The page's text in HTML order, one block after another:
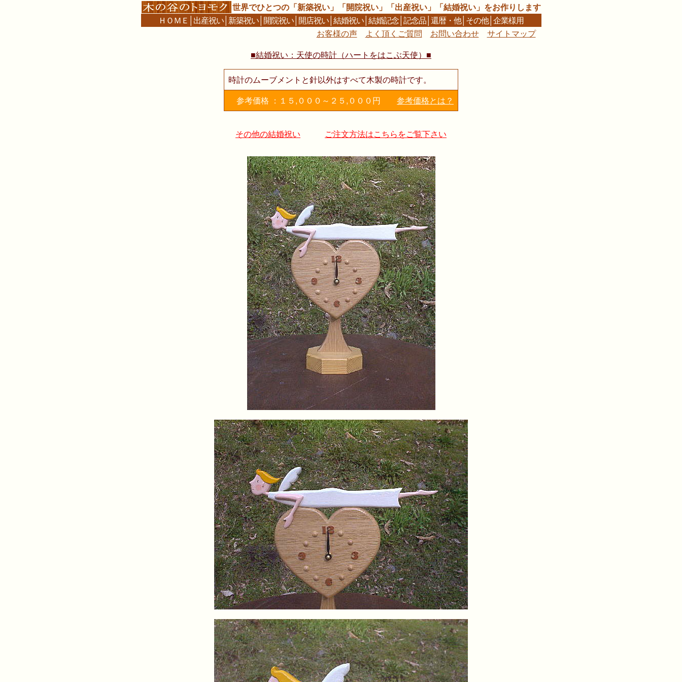
世界でひとつの「新築祝い」「開院祝い」「出産祝い」「結婚祝い」をお作りします
ＨＯＭＥ 出産祝い 新築祝い 開院祝い 開店祝い 結婚祝い 結婚記念 記念品 還暦・他│ その他│ 企業様用
お客様の声
よく頂くご質問 お問い合わせ サイトマップ■
■結婚祝い：天使の時計（ハートをはこぶ天使）■
時計のムーブメントと針以外はすべて木製の時計です。
参考価格 ：１５,０００～２５,０００円
参考価格とは？
その他の結婚祝い ご注文方法はこちらをご覧下さい